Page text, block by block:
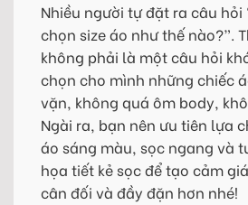
Nhiều người tự đặt ra câu hỏi
chọn size áo như thế nào?”.
không phải là một câu hỏi
chọn cho mình những chiếc
vặn, không quá ôm body,
Ngài ra, bạn nên ưu tiên lựa
áo sáng màu, sọc ngang và
họa tiết kẻ sọc để tạo cảm
cân đối và đầy đặn hơn nhé!